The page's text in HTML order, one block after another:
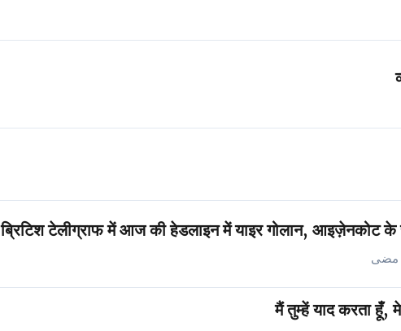
ब्रिटिश टेलीग्राफ में आज की हेडलाइन में याइर गोलान, आइज़ेनकोट के
मैं तुम्हें याद करता हूँ,